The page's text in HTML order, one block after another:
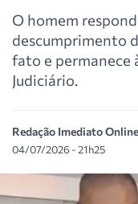
O homem
descumprimento
fato e permanece
Judiciário.
Redação Imediato Online
04/07/2026 - 21h25